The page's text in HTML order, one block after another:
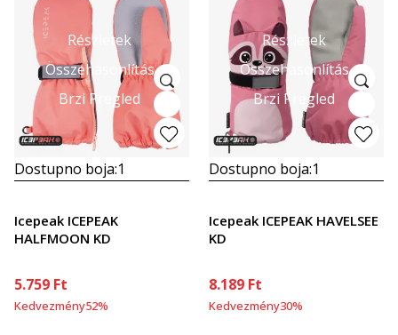
Részletek
Összehasonlítás
Brzi Pregled
Dostupno boja:1
Icepeak ICEPEAK
HALFMOON KD
5.759 Ft
Kedvezmény52%
Részletek
Összehasonlítás
Brzi Pregled
Dostupno boja:1
Icepeak ICEPEAK HAVELSEE
KD
8.189 Ft
Kedvezmény30%